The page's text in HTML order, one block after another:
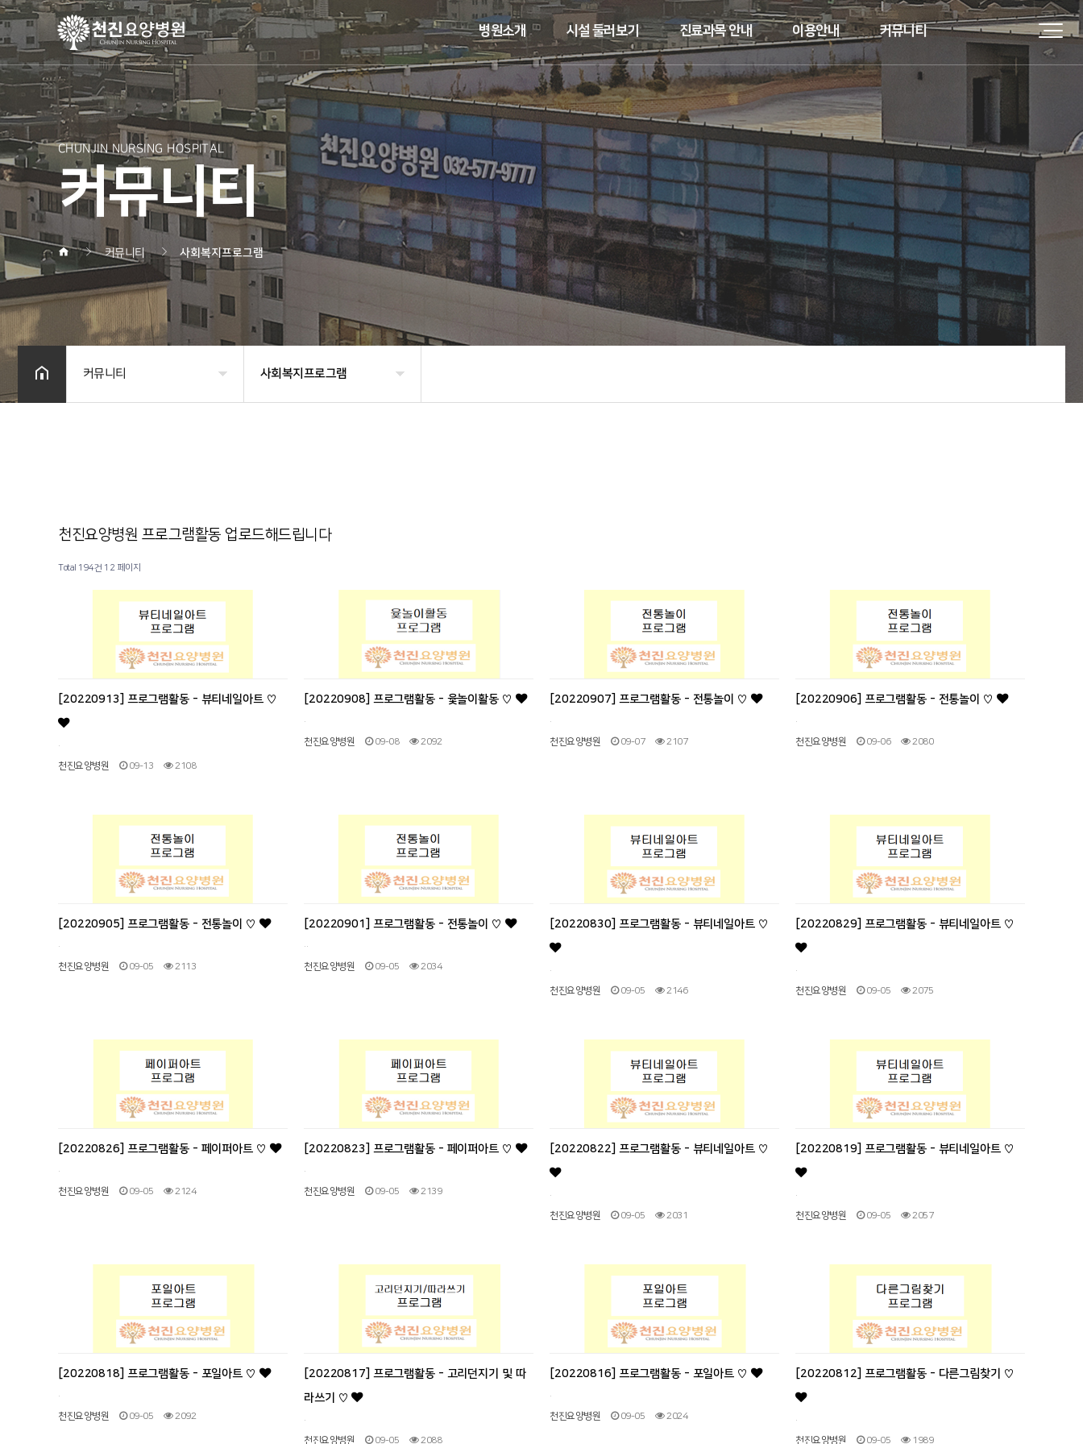
병원소개 시설 둘러보기 진료과목 안내 이용안내 커뮤니티
CHUNJIN NURSING HOSPITAL
커뮤니티
커뮤니티 사회복지프로그램
커뮤니티
이용안내
커뮤니티
사회복지프로그램
물리치료
천진요양병원 프로그램활동 업로드해드립니다
Total 194건 12 페이지
[20220913] 프로그램활동 - 뷰티네일아트 ♡
천진요양병원 09-13 2108
[20220908] 프로그램활동 - 윷놀이활동 ♡
천진요양병원 09-08 2092
[20220907] 프로그램활동 - 전통놀이 ♡
천진요양병원 09-07 2107
[20220906] 프로그램활동 - 전통놀이 ♡
천진요양병원 09-06 2080
[20220905] 프로그램활동 - 전통놀이 ♡
천진요양병원 09-05 2113
[20220901] 프로그램활동 - 전통놀이 ♡
천진요양병원 09-05 2034
[20220830] 프로그램활동 - 뷰티네일아트 ♡
천진요양병원 09-05 2146
[20220829] 프로그램활동 - 뷰티네일아트 ♡
천진요양병원 09-05 2075
[20220826] 프로그램활동 - 페이퍼아트 ♡
천진요양병원 09-05 2124
[20220823] 프로그램활동 - 페이퍼아트 ♡
천진요양병원 09-05 2139
[20220822] 프로그램활동 - 뷰티네일아트 ♡
천진요양병원 09-05 2031
[20220819] 프로그램활동 - 뷰티네일아트 ♡
천진요양병원 09-05 2057
[20220818] 프로그램활동 - 포일아트 ♡
천진요양병원 09-05 2092
[20220817] 프로그램활동 - 고리던지기 및 따
라쓰기 ♡
천진요양병원 09-05 2088
[20220816] 프로그램활동 - 포일아트 ♡
천진요양병원 09-05 2024
[20220812] 프로그램활동 - 다른그림찾기 ♡
천진요양병원 09-05 1989